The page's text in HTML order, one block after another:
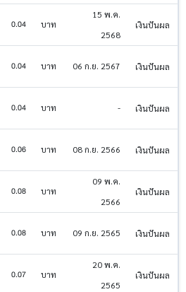
0.04 บาท
15 พ.ค.
2568
เงินปันผล
0.04 บาท 06 ก.ย. 2567 เงินปันผล
0.04 บาท - เงินปันผล
0.06 บาท 08 ก.ย. 2566 เงินปันผล
0.08 บาท
09 พ.ค.
2566
เงินปันผล
0.08 บาท 09 ก.ย. 2565 เงินปันผล
0.07 บาท
20 พ.ค.
2565
เงินปันผล